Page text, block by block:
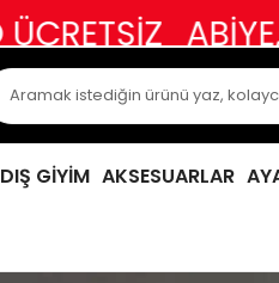
ABİYE,
DIŞ GİYİM AKSESUARLAR